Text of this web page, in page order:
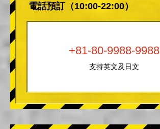
電話預訂（10:00-22:00）
+81-80-9988-9988
支持英文及日文